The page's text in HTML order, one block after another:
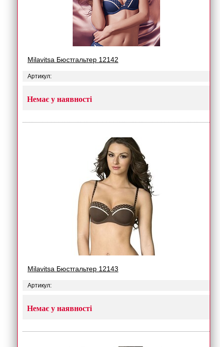
Milavitsa Бюстгальтер 12142
Артикул:
Немає у наявності
Milavitsa Бюстгальтер 12143
Артикул:
Немає у наявності